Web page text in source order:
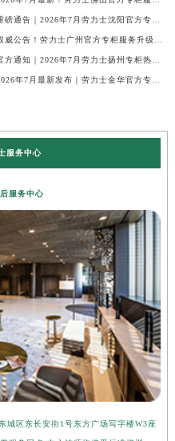
服务中心
服务中心
城区东长安街1号东方广场写字楼W3座